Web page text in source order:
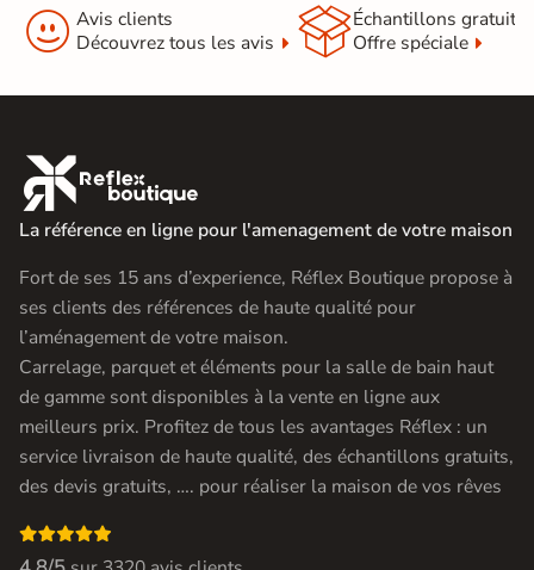
 Avis clients
Découvrez tous les avis
Échantillons gratuit
Offre spéciale

La référence en ligne pour l'amenagement de votre maison
Fort de ses 15 ans d’experience, Réflex Boutique propose à
ses clients des références de haute qualité pour
l’aménagement de votre maison.
Carrelage, parquet et éléments pour la salle de bain haut
de gamme sont disponibles à la vente en ligne aux
meilleurs prix. Profitez de tous les avantages Réflex : un
service livraison de haute qualité, des échantillons gratuits,
des devis gratuits, …. pour réaliser la maison de vos rêves
